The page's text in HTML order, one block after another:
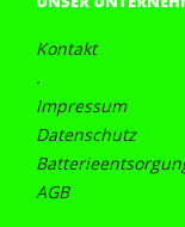
Kontakt
.
Impressum
Datenschutz
AGB